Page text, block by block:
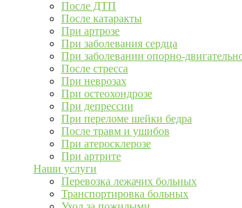
После ДТП
После катаракты
При артрозе
При заболевания сердца
При заболевании опорно-
После стресса
При неврозах
При остеохондрозе
При депрессии
При переломе шейки бедра
После травм и ушибов
При атеросклерозе
При артрите
Наши услуги
Перевозка лежачих больных
Транспортировка больных